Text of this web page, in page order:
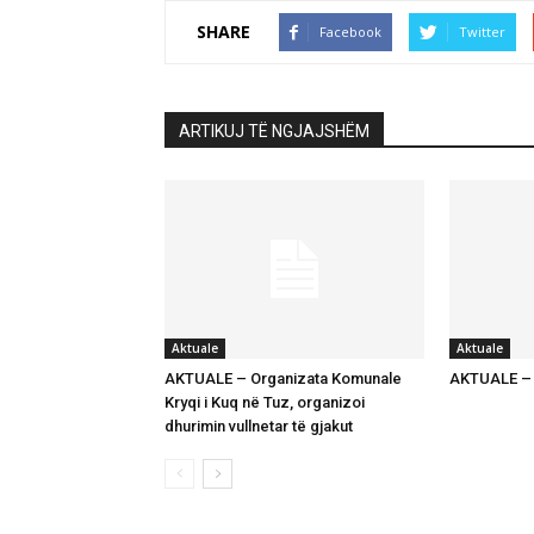
SHARE Facebook Twitter
ARTIKUJ TË NGJAJSHËM
Aktuale
AKTUALE – Organizata Komunale
Kryqi i Kuq në Tuz, organizoi
dhurimin vullnetar të gjakut
Aktuale
AKTUALE